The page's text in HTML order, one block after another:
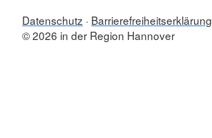
Datenschutz Barrierefreiheitserklärung
© 2026 in der Region Hannover